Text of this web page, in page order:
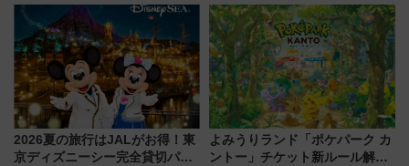
ー当時の停車駅」を再現 運転
時刻や特急券の買い方を紹介
2026夏の旅行はJALがお得！東
京ディズニーシー完全貸切パー
よみうりランド「ポケパーク カ
ントー」チケット新ルール解